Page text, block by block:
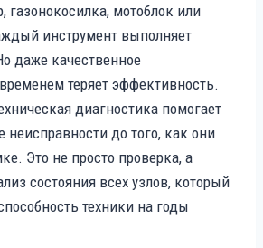
газонокосилка, мотоблок или
инструмент выполняет
даже качественное
теряет эффективность.
диагностика помогает
до того, как они
Это не просто проверка, а
состояния всех узлов, который
техники на годы